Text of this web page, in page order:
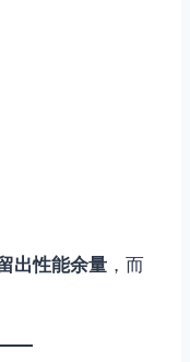
出性能余量 ，而